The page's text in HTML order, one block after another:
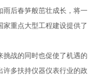
雨后春笋般茁壮成长，将一
重点大型工程建设提供了
战的同时也促使了机遇的
许多扶持仪器仪表行业的政